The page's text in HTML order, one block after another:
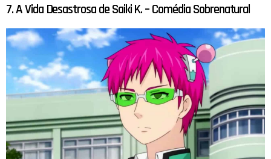
7. A Vida Desastrosa de Saiki K. – Comédia Sobrenatural